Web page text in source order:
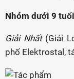
Nhóm dưới 9 tuổi
Giải Nhất(Giải
phố Elektrostal,